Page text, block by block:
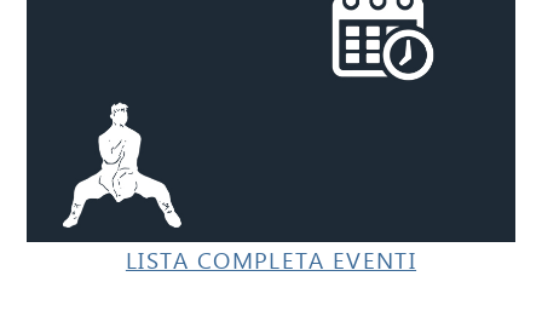
LISTA COMPLETA EVENTI